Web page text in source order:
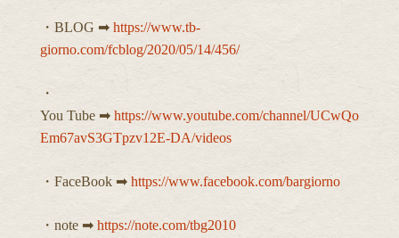
・BLOG ➡︎ https://www.tb-
giorno.com/fcblog/2020/05/14/456/
・
You Tube ➡︎ https://www.youtube.com/channel/UCwQo
Em67avS3GTpzv12E-DA/videos
・FaceBook ➡︎ https://www.facebook.com/bargiorno
・note ➡︎ https://note.com/tbg2010